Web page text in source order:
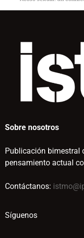
Sobre nosotros
Publicación bimestral
pensamiento actual
Contáctanos:
Síguenos